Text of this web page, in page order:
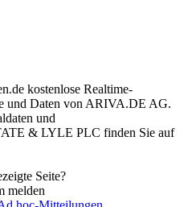
kostenlose Realtime-
und Daten von ARIVA.DE AG.
und
& LYLE PLC finden Sie auf
Seite?
melden